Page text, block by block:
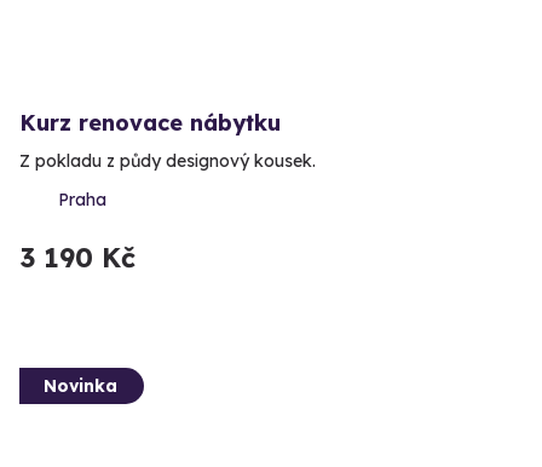
Kurz renovace nábytku
Z pokladu z půdy designový kousek.
Praha
3 190 Kč
Novinka